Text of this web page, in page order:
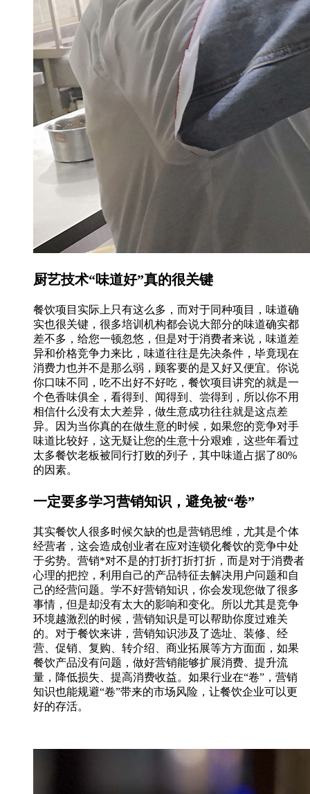
厨艺技术“味道好”真的很关键
餐饮项目实际上只有这么多，而对于同种项目，味道确
实也很关键，很多培训机构都会说大部分的味道确实都
差不多，给您一顿忽悠，但是对于消费者来说，味道差
异和价格竞争力来比，味道往往是先决条件，毕竟现在
消费力也并不是那么弱，顾客要的是又好又便宜。你说
你口味不同，吃不出好不好吃，餐饮项目讲究的就是一
个色香味俱全，看得到、闻得到、尝得到，所以你不用
相信什么没有太大差异，做生意成功往往就是这点差
异。因为当你真的在做生意的时候，如果您的竞争对手
味道比较好，这无疑让您的生意十分艰难，这些年看过
太多餐饮老板被同行打败的列子，其中味道占据了80%
的因素。
一定要多学习营销知识，避免被“卷”
其实餐饮人很多时候欠缺的也是营销思维，尤其是个体
经营者，这会造成创业者在应对连锁化餐饮的竞争中处
于劣势。营销*对不是的打折打折打折，而是对于消费者
心理的把控，利用自己的产品特征去解决用户问题和自
己的经营问题。学不好营销知识，你会发现您做了很多
事情，但是却没有太大的影响和变化。所以尤其是竞争
环境越激烈的时候，营销知识是可以帮助你度过难关
的。对于餐饮来讲，营销知识涉及了选址、装修、经
营、促销、复购、转介绍、商业拓展等方方面面，如果
餐饮产品没有问题，做好营销能够扩展消费、提升流
量，降低损失、提高消费收益。如果行业在“卷”，营销
知识也能规避“卷”带来的市场风险，让餐饮企业可以更
好的存活。